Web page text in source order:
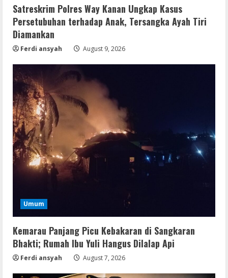
Satreskrim Polres Way Kanan Ungkap Kasus
Persetubuhan terhadap Anak, Tersangka Ayah Tiri
Diamankan
Ferdi ansyah August 9, 2026
Umum
Kemarau Panjang Picu Kebakaran di Sangkaran
Bhakti; Rumah Ibu Yuli Hangus Dilalap Api
Ferdi ansyah August 7, 2026
Umum
Satreskrim Polres Way Kanan Ungkap
Kasus Persetubuhan terhadap Anak,
Tersangka Ayah Tiri Diamankan
Coop
Uncharted: Legacy of Thieves